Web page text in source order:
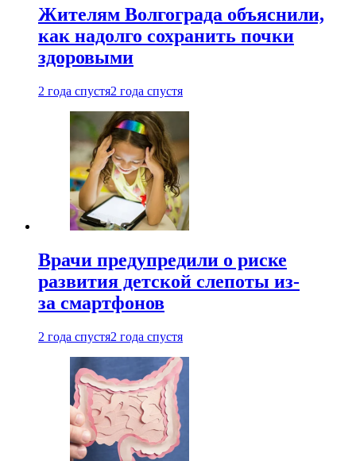
Жителям Волгограда объяснили,
как надолго сохранить почки
здоровыми
2 года спустя2 года спустя
Врачи предупредили о риске
развития детской слепоты из-
за смартфонов
2 года спустя2 года спустя